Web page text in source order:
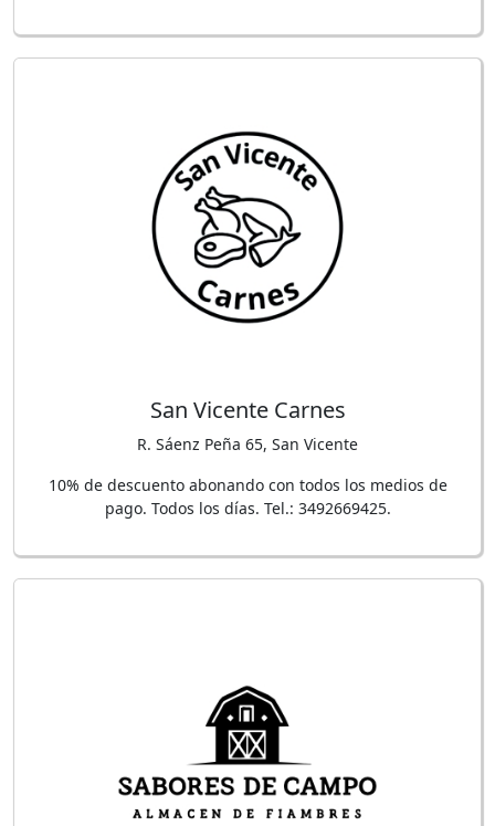
San Vicente Carnes
R. Sáenz Peña 65, San Vicente
10% de descuento abonando con todos los medios de
pago. Todos los días. Tel.: 3492669425.